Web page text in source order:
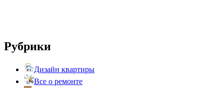
Рубрики
Дизайн квартиры
Все о ремонте